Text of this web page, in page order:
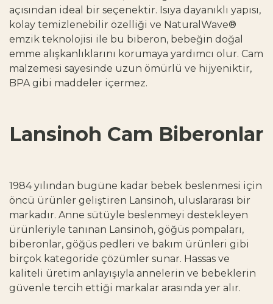
açısından ideal bir seçenektir. Isıya dayanıklı yapısı,
kolay temizlenebilir özelliği ve NaturalWave®
emzik teknolojisi ile bu biberon, bebeğin doğal
emme alışkanlıklarını korumaya yardımcı olur. Cam
malzemesi sayesinde uzun ömürlü ve hijyeniktir,
BPA gibi maddeler içermez.
Lansinoh Cam Biberonlar
1984 yılından bugüne kadar bebek beslenmesi için
öncü ürünler geliştiren Lansinoh, uluslararası bir
markadır. Anne sütüyle beslenmeyi destekleyen
ürünleriyle tanınan Lansinoh, göğüs pompaları,
biberonlar, göğüs pedleri ve bakım ürünleri gibi
birçok kategoride çözümler sunar. Hassas ve
kaliteli üretim anlayışıyla annelerin ve bebeklerin
güvenle tercih ettiği markalar arasında yer alır.